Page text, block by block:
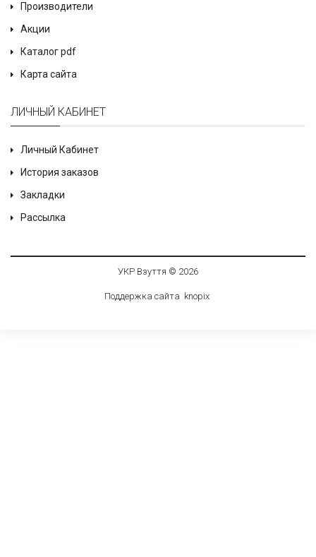
Производители
Акции
Каталог pdf
Карта сайта
ЛИЧНЫЙ КАБИНЕТ
Личный Кабинет
История заказов
Закладки
Рассылка
УКР Взуття © 2026
Поддержка сайта knopix